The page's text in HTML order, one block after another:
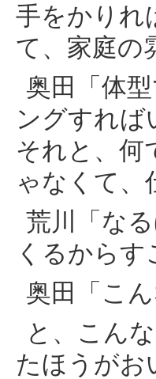
手をかりれ
て、家庭の
奥田「体
ングすれば
それと、何
ゃなくて、
荒川「な
くるから
奥田「こ
と、こん
たほうがお